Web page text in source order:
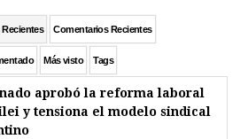
Comentarios Recientes
Más visto Tags
aprobó la reforma laboral
y tensiona el modelo sindical